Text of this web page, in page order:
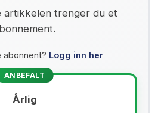
artikkelen trenger du et
abonnent? Logg inn her
ANBEFALT
Årlig